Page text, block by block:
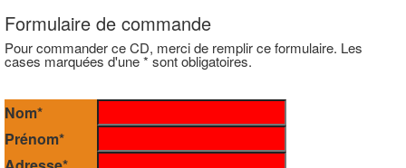
Formulaire de commande
Pour commander ce CD, merci de remplir ce formulaire. Les
cases marquées d'une * sont obligatoires.
Nom*
Prénom*